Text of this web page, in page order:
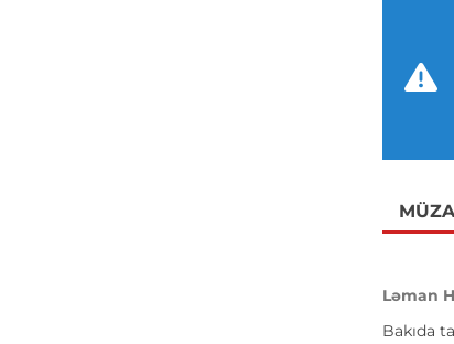
Ləman
Bakıda